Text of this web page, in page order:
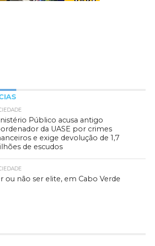
Público acusa antigo
da UASE por crimes
e exige devolução de 1,7
de escudos
ou não ser elite, em Cabo Verde